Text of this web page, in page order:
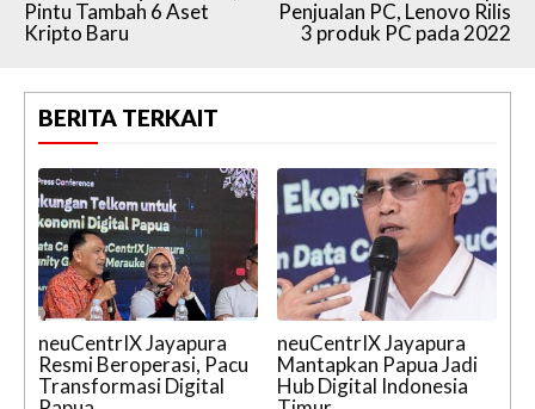
Pintu Tambah 6 Aset
Kripto Baru
Penjualan PC, Lenovo Rilis
3 produk PC pada 2022
BERITA TERKAIT
neuCentrIX Jayapura
Resmi Beroperasi, Pacu
Transformasi Digital
neuCentrIX Jayapura
Mantapkan Papua Jadi
Hub Digital Indonesia